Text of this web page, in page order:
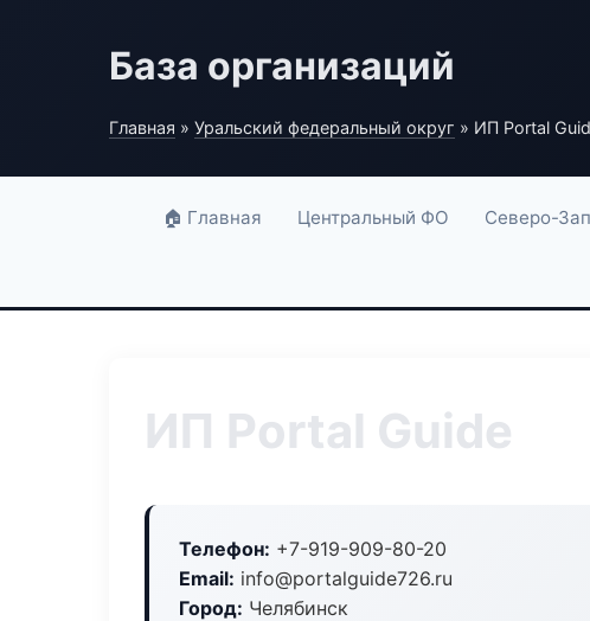
База организаций
Главная » Уральский федеральный округ » ИП Portal
🏠 Главная Центральный ФО Северо-
ИП Portal Guide
Телефон: +7-919-909-80-20
Email: info@portalguide726.ru
Город: Челябинск